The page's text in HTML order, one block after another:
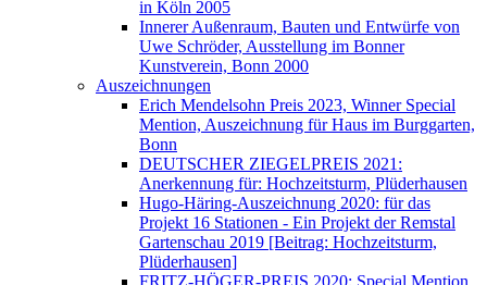
in Köln 2005
Innerer Außenraum, Bauten und Entwürfe von
Uwe Schröder, Ausstellung im Bonner
Kunstverein, Bonn 2000
Auszeichnungen
Erich Mendelsohn Preis 2023, Winner Special
Mention, Auszeichnung für Haus im Burggarten,
Bonn
DEUTSCHER ZIEGELPREIS 2021:
Anerkennung für: Hochzeitsturm, Plüderhausen
Hugo-Häring-Auszeichnung 2020: für das
Projekt 16 Stationen - Ein Projekt der Remstal
Gartenschau 2019 [Beitrag: Hochzeitsturm,
Plüderhausen]
FRITZ-HÖGER-PREIS 2020: Special Mention